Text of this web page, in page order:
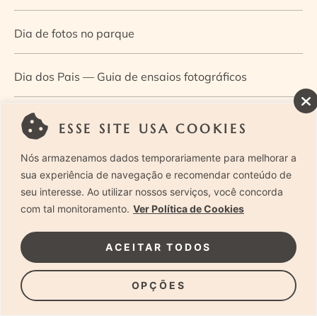
ESSE SITE USA COOKIES
Nós armazenamos dados temporariamente para melhorar a
sua experiência de navegação e recomendar conteúdo de
seu interesse. Ao utilizar nossos serviços, você concorda
com tal monitoramento. Ver Política de Cookies
OPÇÕES
ACEITAR TODOS
Dia de fotos no parque
Dia dos Pais — Guia de ensaios fotográficos
Dia Mundial da Infância: como a fotografia ajuda a
construir a memória e a identidade da criança
Diário de uma grávida e sua pequena
Dica de especialista: como otimizar o fluxo de trabalho
no ensaio newborn?
Dica de especialista: qual o melhor guia de poses para